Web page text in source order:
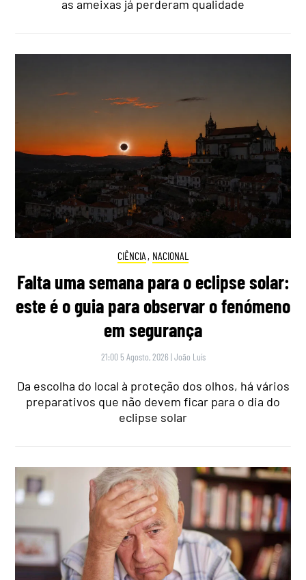
as ameixas já perderam qualidade
CIÊNCIA , NACIONAL
Falta uma semana para o eclipse solar:
este é o guia para observar o fenómeno
em segurança
21:00 5 Agosto, 2026 |João Luís
Da escolha do local à proteção dos olhos, há vários
preparativos que não devem ficar para o dia do
eclipse solar